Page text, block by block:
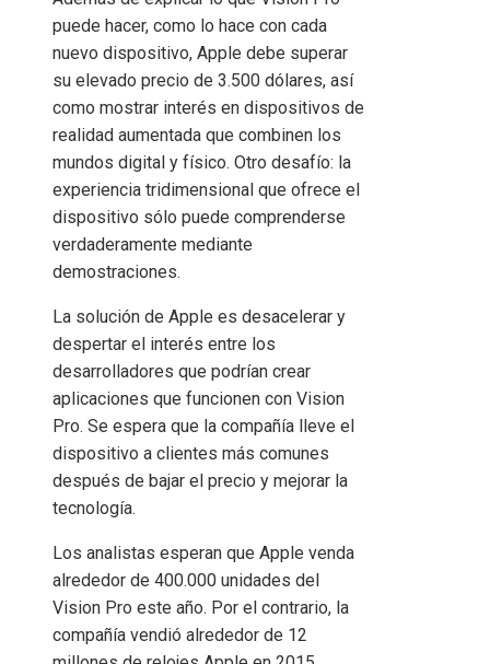
puede hacer, como lo hace con cada
nuevo dispositivo, Apple debe superar
su elevado precio de 3.500 dólares, así
como mostrar interés en dispositivos de
realidad aumentada que combinen los
mundos digital y físico. Otro desafío: la
experiencia tridimensional que ofrece el
dispositivo sólo puede comprenderse
verdaderamente mediante
demostraciones.
La solución de Apple es desacelerar y
despertar el interés entre los
desarrolladores que podrían crear
aplicaciones que funcionen con Vision
Pro. Se espera que la compañía lleve el
dispositivo a clientes más comunes
después de bajar el precio y mejorar la
tecnología.
Los analistas esperan que Apple venda
alrededor de 400.000 unidades del
Vision Pro este año. Por el contrario, la
compañía vendió alrededor de 12